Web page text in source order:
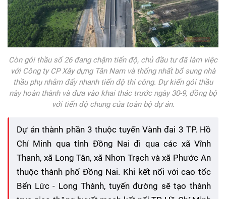
Còn gói thầu số 26 đang chậm tiến độ, chủ đầu tư đã làm việc
với Công ty CP Xây dựng Tân Nam và thống nhất bổ sung nhà
thầu phụ nhằm đẩy nhanh tiến độ thi công. Dự kiến gói thầu
này hoàn thành và đưa vào khai thác trước ngày 30-9, đồng bộ
với tiến độ chung của toàn bộ dự án.
Dự án thành phần 3 thuộc tuyến Vành đai 3 TP. Hồ
Chí Minh qua tỉnh Đồng Nai đi qua các xã Vĩnh
Thanh, xã Long Tân, xã Nhơn Trạch và xã Phước An
thuộc thành phố Đồng Nai. Khi kết nối với cao tốc
Bến Lức - Long Thành, tuyến đường sẽ tạo thành